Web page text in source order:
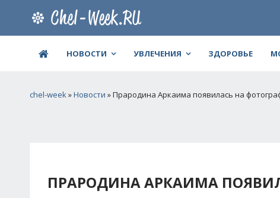
НОВОСТИ УВЛЕЧЕНИЯ ЗДОРОВЬЕ
chel-week»Новости » Прародина Аркаима появилась на
ПРАРОДИНА АРКАИМА